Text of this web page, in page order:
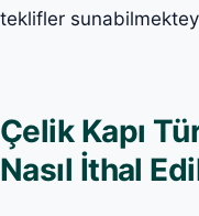
teklifler
Çelik Kapı
Nasıl İthal